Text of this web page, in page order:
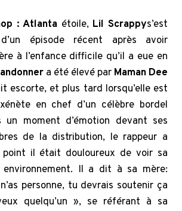
: Atlanta étoile, Lil Scrappys’est
épisode récent après avoir
à l’enfance difficile qu’il a eue en
a été élevé par Maman Dee
escorte, et plus tard lorsqu’elle est
en chef d’un célèbre bordel
un moment d’émotion devant ses
de la distribution, le rappeur a
il était douloureux de voir sa
Il a dit à sa mère:
personne, tu devrais soutenir ça
quelqu’un », se référant à sa